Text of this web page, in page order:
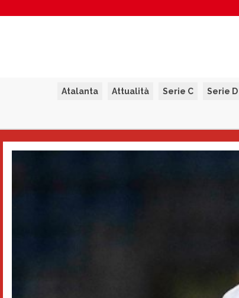
Atalanta Attualità Serie C Serie D